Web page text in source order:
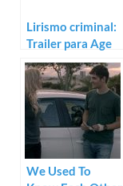
Lirismo criminal:
Trailer para Age
Out de A.J.
Edwards
We Used To